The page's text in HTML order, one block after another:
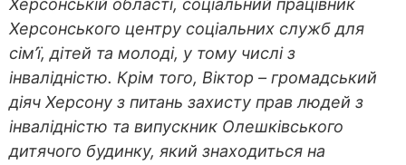
Херсонській області, соціальний працівник
Херсонського центру соціальних служб для
сім’ї, дітей та молоді, у тому числі з
інвалідністю. Крім того, Віктор – громадський
діяч Херсону з питань захисту прав людей з
інвалідністю та випускник Олешківського
дитячого будинку, який знаходиться на